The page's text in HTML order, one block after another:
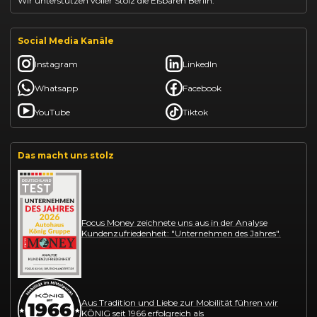
Social Media Kanäle
Instagram LinkedIn
Whatsapp Facebook
YouTube Tiktok
Das macht uns stolz
Focus Money zeichnete uns aus in der Analyse
Kundenzufriedenheit: "Unternehmen des Jahres".
Aus Tradition und Liebe zur Mobilität führen wir
KÖNIG seit 1966 erfolgreich als